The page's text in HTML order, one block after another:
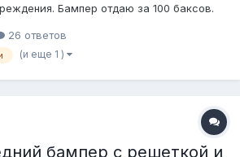
Бампер отдаю за 100 баксов.
ниже Это единственное "серьезное"
26 ответов
(и еще 1 )
бампер с решеткой и